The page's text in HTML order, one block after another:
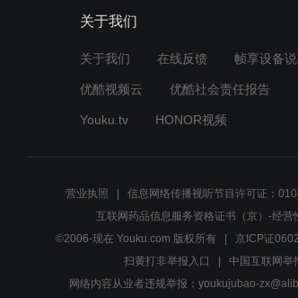
关于我们
关于我们 在线反馈 帧享设备说
优酷视频云 优酷社会责任报告
Youku.tv HONOR视频
营业执照 信息网络传播视听节目许可证：
互联网药品信息服务资格证书（京）-经营
©2006-现在 Youku.com 版权所有
京ICP证
扫黄打非举报入口
中国互联网举
网络内容从业者违规举报：youkujubao-